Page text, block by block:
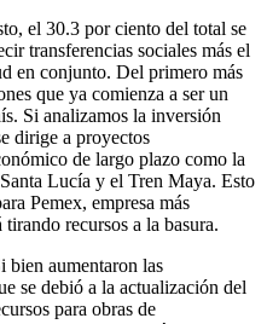
el 30.3 por ciento del total se
transferencias sociales más el
en conjunto. Del primero más
que ya comienza a ser un
Si analizamos la inversión
dirige a proyectos
de largo plazo como la
Lucía y el Tren Maya. Esto
Pemex, empresa más
recursos a la basura.
bien aumentaron las
se debió a la actualización del
para obras de